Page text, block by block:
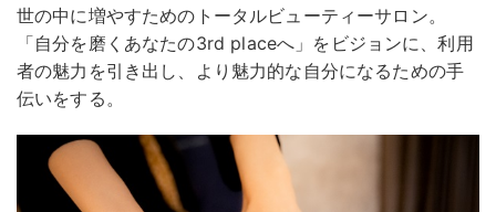
世の中に増やすためのトータルビューティーサロン。
「自分を磨くあなたの3rd placeへ」をビジョンに、利用
者の魅力を引き出し、より魅力的な自分になるための手
伝いをする。